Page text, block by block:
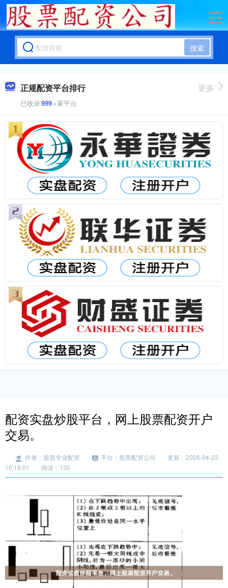
搜索
正规配资平台排行
已收录999+家平台
更多
配资实盘炒股平台，网上股票配资开户
交易。
作者：股票专业配资 平台：股票配资公司
更新：2026-04-23
10:18:01
阅读：135